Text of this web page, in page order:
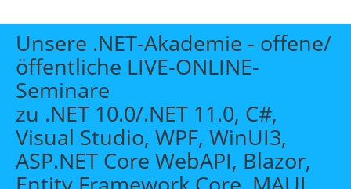
Start
Themen
Individuelle Schulungen
Offene Seminare
Wissen
Unsere .NET-Akademie - offene/
öffentliche LIVE-ONLINE-
Seminare
zu .NET 10.0/.NET 11.0, C#,
Visual Studio, WPF, WinUI3,
ASP.NET Core WebAPI, Blazor,